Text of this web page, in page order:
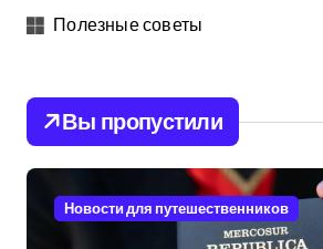
Полезные советы
Вы пропустили
Новости для путешественников